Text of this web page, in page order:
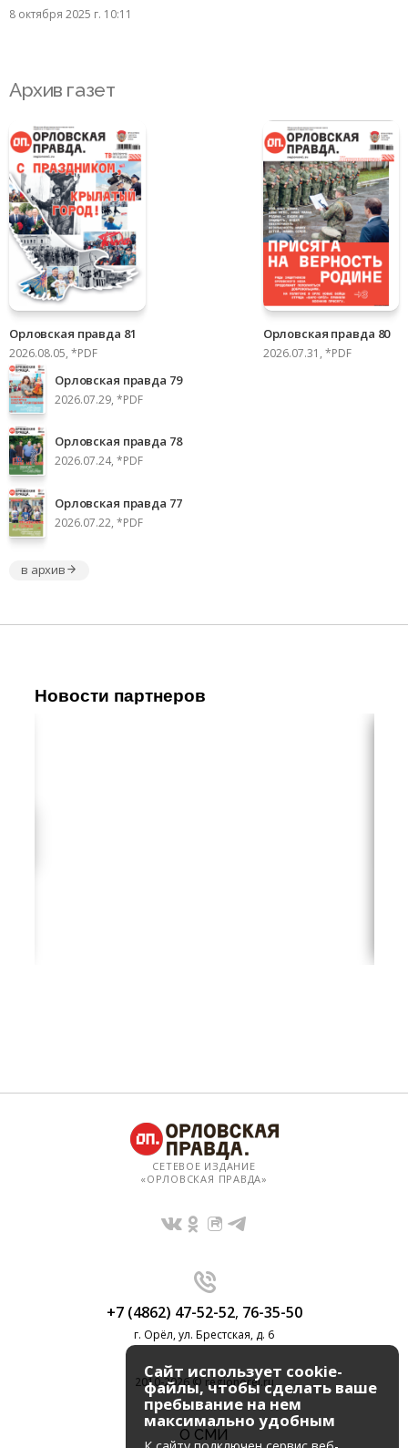
8 октября 2025 г. 10:11
Архив газет
Орловская правда 81
2026.08.05, *PDF
Орловская правда 80
2026.07.31, *PDF
Орловская правда 79
2026.07.29, *PDF
Орловская правда 78
2026.07.24, *PDF
Орловская правда 77
2026.07.22, *PDF
в архив
Новости партнеров
СЕТЕВОЕ ИЗДАНИЕ
«ОРЛОВСКАЯ ПРАВДА»
+7 (4862) 47-52-52, 76-35-50
г. Орёл, ул. Брестская, д. 6
2010-2026 © regionorel.ru
О СМИ
Сайт использует cookie-
файлы, чтобы сделать ваше
пребывание на нем
максимально удобным